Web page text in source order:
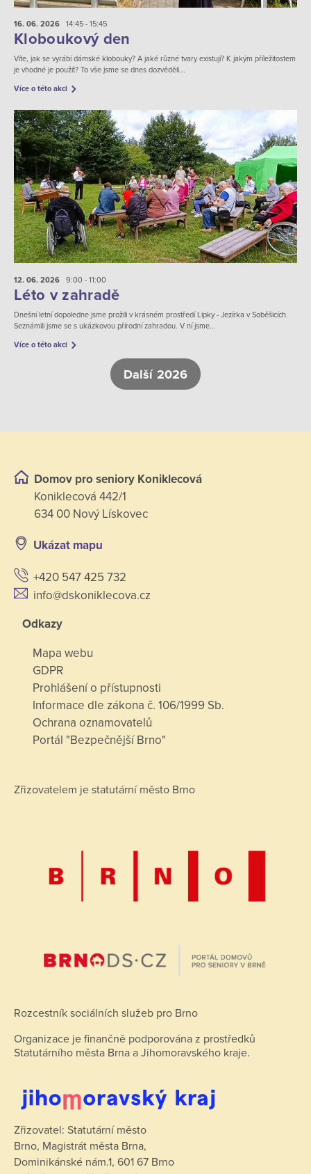
16. 06. 2026 14:45 - 15:45
Kloboukový den
Víte, jak se vyrábí dámské klobouky? A jaké různé tvary existují? K jakým příležitostem
je vhodné je použít? To vše jsme se dnes dozvěděli...
Více o této akci
12. 06. 2026 9:00 - 11:00
Léto v zahradě
Dnešní letní dopoledne jsme prožili v krásném prostředí Lipky - Jezírka v Soběšicích.
Seznámili jsme se s ukázkovou přírodní zahradou. V ní jsme...
Více o této akci
Další 2026
Domov pro seniory Koniklecová
Koniklecová 442/1
634 00 Nový Lískovec
Ukázat mapu
+420 547 425 732
info@dskoniklecova.cz
Odkazy
Mapa webu
GDPR
Prohlášení o přístupnosti
Informace dle zákona č. 106/1999 Sb.
Ochrana oznamovatelů
Portál "Bezpečnější Brno"
Zřizovatelem je statutární město Brno
Rozcestník sociálních služeb pro Brno
Organizace je finančně podporována z prostředků
Statutárního města Brna a Jihomoravského kraje.
Zřizovatel: Statutární město
Brno, Magistrát města Brna,
Dominikánské nám.1, 601 67 Brno